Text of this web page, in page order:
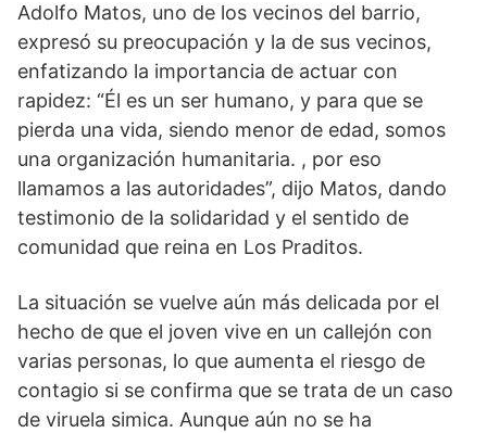
Adolfo Matos, uno de los vecinos del barrio,
expresó su preocupación y la de sus vecinos,
enfatizando la importancia de actuar con
rapidez: “Él es un ser humano, y para que se
pierda una vida, siendo menor de edad, somos
una organización humanitaria. , por eso
llamamos a las autoridades”, dijo Matos, dando
testimonio de la solidaridad y el sentido de
comunidad que reina en Los Praditos.
La situación se vuelve aún más delicada por el
hecho de que el joven vive en un callejón con
varias personas, lo que aumenta el riesgo de
contagio si se confirma que se trata de un caso
de viruela simica. Aunque aún no se ha